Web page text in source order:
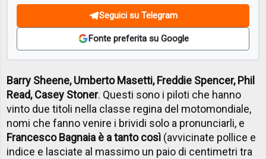
Seguici su Telegram
Fonte preferita su Google
Barry Sheene, Umberto Masetti, Freddie Spencer, Phil
Read, Casey Stoner. Questi sono i piloti che hanno
vinto due titoli nella classe regina del motomondiale,
nomi che fanno venire i brividi solo a pronunciarli, e
Francesco Bagnaia è a tanto così (avvicinate pollice e
indice e lasciate al massimo un paio di centimetri tra